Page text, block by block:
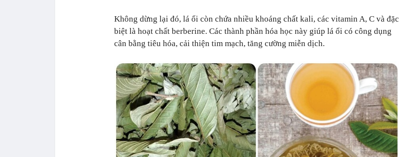
Không dừng lại đó, lá ổi còn chứa nhiều khoáng chất kali, các vitamin A, C và đặc
biệt là hoạt chất berberine. Các thành phần hóa học này giúp lá ổi có công dụng
cân bằng tiêu hóa, cải thiện tim mạch, tăng cường miễn dịch.